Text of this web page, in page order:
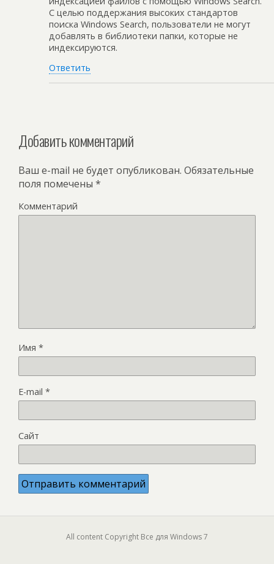
С целью поддержания высоких стандартов
поиска Windows Search, пользователи не могут
добавлять в библиотеки папки, которые не
индексируются.
Ответить
Добавить комментарий
Ваш e-mail не будет опубликован. Обязательные
поля помечены *
Комментарий
Имя *
E-mail *
Сайт
All content Copyright Все для Windows 7